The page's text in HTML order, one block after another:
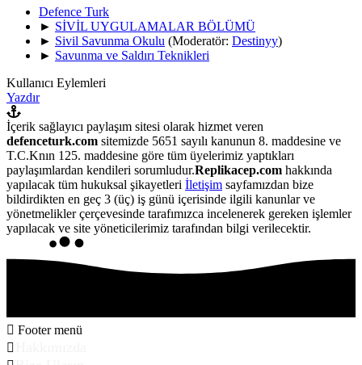
Defence Turk
► SİVİL UYGULAMALAR BÖLÜMÜ
► Sivil Savunma Okulu (Moderatör: Destinyy)
► Savunma ve Saldırı Teknikleri
Kullanıcı Eylemleri
Yazdır
İçerik sağlayıcı paylaşım sitesi olarak hizmet veren
defenceturk.com sitemizde 5651 sayılı kanunun 8. maddesine ve
T.C.Knın 125. maddesine göre tüm üyelerimiz yaptıkları
paylaşımlardan kendileri sorumludur.Replikacep.com hakkında
yapılacak tüm hukuksal şikayetleri İletişim sayfamızdan bize
bildirdikten en geç 3 (üç) iş günü içerisinde ilgili kanunlar ve
yönetmelikler çerçevesinde tarafımızca incelenerek gereken işlemler
yapılacak ve site yöneticilerimiz tarafından bilgi verilecektir.
Footer menü